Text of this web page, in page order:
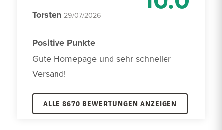
Torsten 29/07/2026
Positive Punkte
Gute Homepage und sehr schneller
Versand!
ALLE 8670 BEWERTUNGEN ANZEIGEN